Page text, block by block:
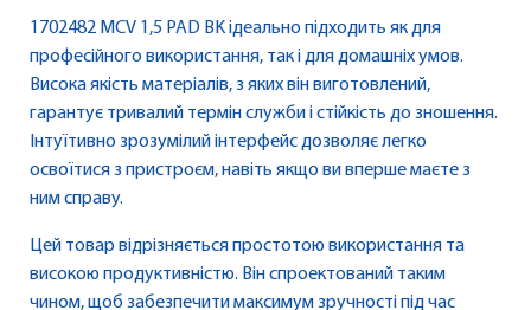
1702482 MCV 1,5 PAD BK ідеально підходить як для
професійного використання, так і для домашніх умов.
Висока якість матеріалів, з яких він виготовлений,
гарантує тривалий термін служби і стійкість до зношення.
Інтуїтивно зрозумілий інтерфейс дозволяє легко
освоїтися з пристроєм, навіть якщо ви вперше маєте з
ним справу.
Цей товар відрізняється простотою використання та
високою продуктивністю. Він спроектований таким
чином, щоб забезпечити максимум зручності під час